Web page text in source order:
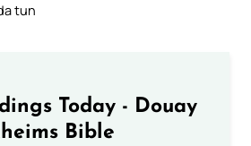
tun
Today - Douay
Bible